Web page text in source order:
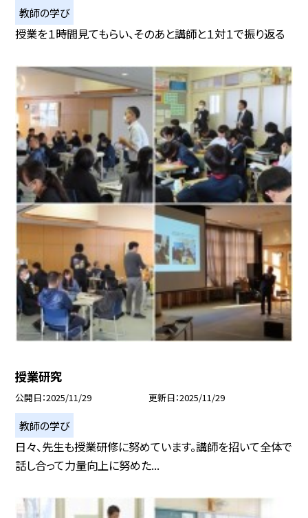
教師の学び
授業を１時間見てもらい、そのあと講師と１対１で振り返る
授業研究
公開日 2025/11/29 更新日 2025/11/29
教師の学び
日々、先生も授業研修に努めています。講師を招いて全体で
話し合って力量向上に努めた...